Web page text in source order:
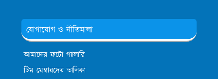
যোগাযোগ ও নীতিমালা
আমাদের ফটো গ্যালারি
টিম মেম্বারদের তালিকা